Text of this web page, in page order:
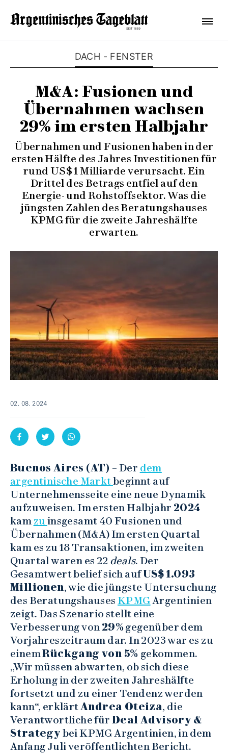
DACH - FENSTER
M&A: Fusionen und
Übernahmen wachsen
29% im ersten Halbjahr
Übernahmen und Fusionen haben in der
ersten Hälfte des Jahres Investitionen für
rund US$ 1 Milliarde verursacht. Ein
Drittel des Betrags entfiel auf den
Energie- und Rohstoffsektor. Was die
jüngsten Zahlen des Beratungshauses
KPMG für die zweite Jahreshälfte
erwarten.
02. 08. 2024
Buenos Aires (AT) – Der dem
argentinische Marktbeginnt auf
Unternehmensseite eine neue Dynamik
aufzuweisen. Im ersten Halbjahr 2024
kam zu insgesamt 40 Fusionen und
Übernahmen (M&A) Im ersten Quartal
kam es zu 18 Transaktionen, im zweiten
Quartal waren es 22 deals. Der
Gesamtwert belief sich aufUS$ 1.093
Millionen, wie die jüngste Untersuchung
des Beratungshauses KPMGArgentinien
zeigt. Das Szenario stellt eine
Verbesserung von 29%gegenüber dem
Vorjahreszeitraum dar. In 2023 war es zu
einemRückgang von 5% gekommen.
„Wir müssen abwarten, ob sich diese
Erholung in der zweiten Jahreshälfte
fortsetzt und zu einer Tendenz werden
kann“, erklärtAndrea Oteiza, die
Verantwortliche für Deal Advisory &
Strategy bei KPMG Argentinien, in dem
Anfang Juli veröffentlichten Bericht.